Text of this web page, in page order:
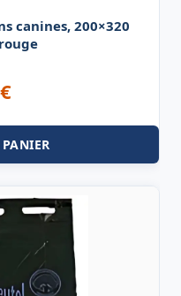
canines, 200×320
€